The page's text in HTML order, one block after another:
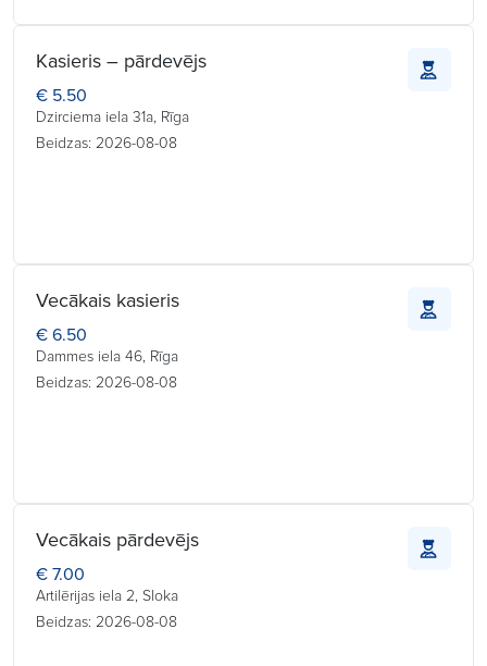
Kasieris – pārdevējs
€ 5.50
Dzirciema iela 31a, Rīga
Beidzas: 2026-08-08
Vecākais kasieris
€ 6.50
Dammes iela 46, Rīga
Beidzas: 2026-08-08
Vecākais pārdevējs
€ 7.00
Artilērijas iela 2, Sloka
Beidzas: 2026-08-08